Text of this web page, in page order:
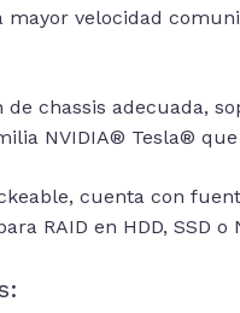
mayor velocidad
chassis adecuada,
NVIDIA® Tesla®
cuenta con
RAID en HDD, SSD o